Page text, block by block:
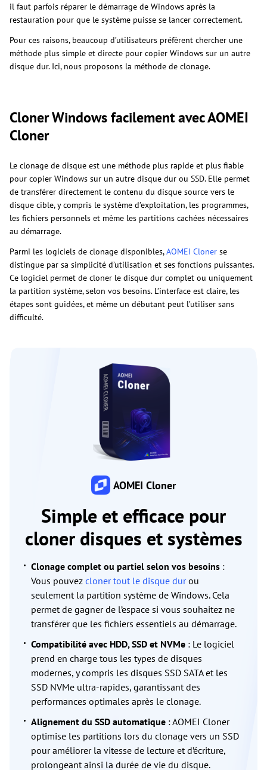
il faut parfois réparer le démarrage de Windows après la
restauration pour que le système puisse se lancer correctement.
Pour ces raisons, beaucoup d’utilisateurs préfèrent chercher une
méthode plus simple et directe pour copier Windows sur un autre
disque dur. Ici, nous proposons la méthode de clonage.
Cloner Windows facilement avec AOMEI
Cloner
Le clonage de disque est une méthode plus rapide et plus fiable
pour copier Windows sur un autre disque dur ou SSD. Elle permet
de transférer directement le contenu du disque source vers le
disque cible, y compris le système d’exploitation, les programmes,
les fichiers personnels et même les partitions cachées nécessaires
au démarrage.
Parmi les logiciels de clonage disponibles,AOMEI Cloner se
distingue par sa simplicité d’utilisation et ses fonctions puissantes.
Ce logiciel permet de cloner le disque dur complet ou uniquement
la partition système, selon vos besoins. L’interface est claire, les
étapes sont guidées, et même un débutant peut l’utiliser sans
difficulté.
AOMEI Cloner
Simple et efficace pour
cloner disques et systèmes
Clonage complet ou partiel selon vos besoins :
Vous pouvez cloner tout le disque durou
seulement la partition système de Windows. Cela
permet de gagner de l’espace si vous souhaitez ne
transférer que les fichiers essentiels au démarrage.
Compatibilité avec HDD, SSD et NVMe : Le logiciel
prend en charge tous les types de disques
modernes, y compris les disques SSD SATA et les
SSD NVMe ultra-rapides, garantissant des
performances optimales après le clonage.
Alignement du SSD automatique : AOMEI Cloner
optimise les partitions lors du clonage vers un SSD
pour améliorer la vitesse de lecture et d’écriture,
prolongeant ainsi la durée de vie du disque.